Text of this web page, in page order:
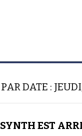
DATE :
EST